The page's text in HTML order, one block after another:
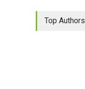
Top Authors